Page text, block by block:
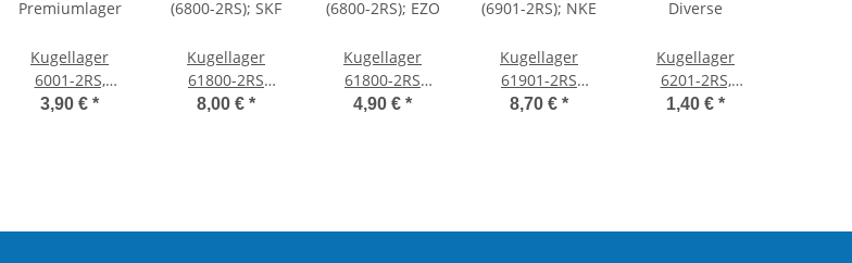
Kugellager
6001-2RS,
Premiumlager
3,90 € *
Kugellager
61800-2RS
(6800-2RS); SKF
8,00 € *
Kugellager
61800-2RS
(6800-2RS); EZO
4,90 € *
Kugellager
61901-2RS
(6901-2RS); NKE
8,70 € *
Kugellager
6201-2RS,
Diverse
1,40 € *